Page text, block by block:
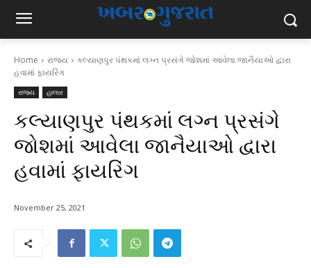
Home રાજ્ય
કલ્યાણપુર પંથકમાં લગ્ન પ્રસંગે જોશમાં આવેલા જાનૈયાઓ દ્વારા
હવામાં ફાયરિંગ
રાજ્ય હાલાર
કલ્યાણપુર પંથકમાં લગ્ન પ્રસંગે
જોશમાં આવેલા જાનૈયાઓ દ્વારા
હવામાં ફાયરિંગ
November 25, 2021